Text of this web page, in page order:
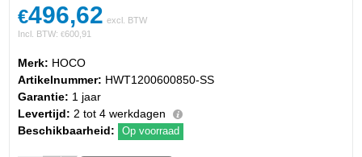
€496,62 excl. BTW
Incl. BTW:€600,91
Merk: HOCO
Artikelnummer: HWT1200600850-SS
Garantie: 1 jaar
Levertijd: 2 tot 4 werkdagen
Beschikbaarheid:
Op voorraad